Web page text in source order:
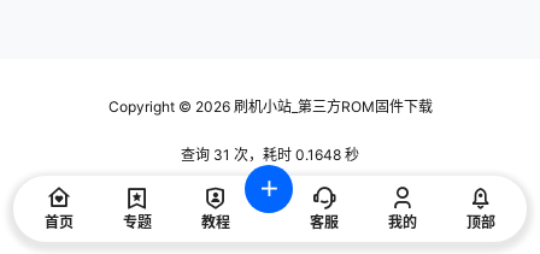
Copyright © 2026刷机小站_第三方ROM固件下载
查询 31 次，耗时 0.1648 秒
首页 专题 教程 客服 我的 顶部